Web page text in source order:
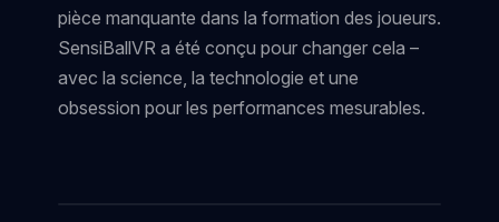
pièce manquante dans la formation des joueurs.
SensiBallVR a été conçu pour changer cela –
avec la science, la technologie et une
obsession pour les performances mesurables.